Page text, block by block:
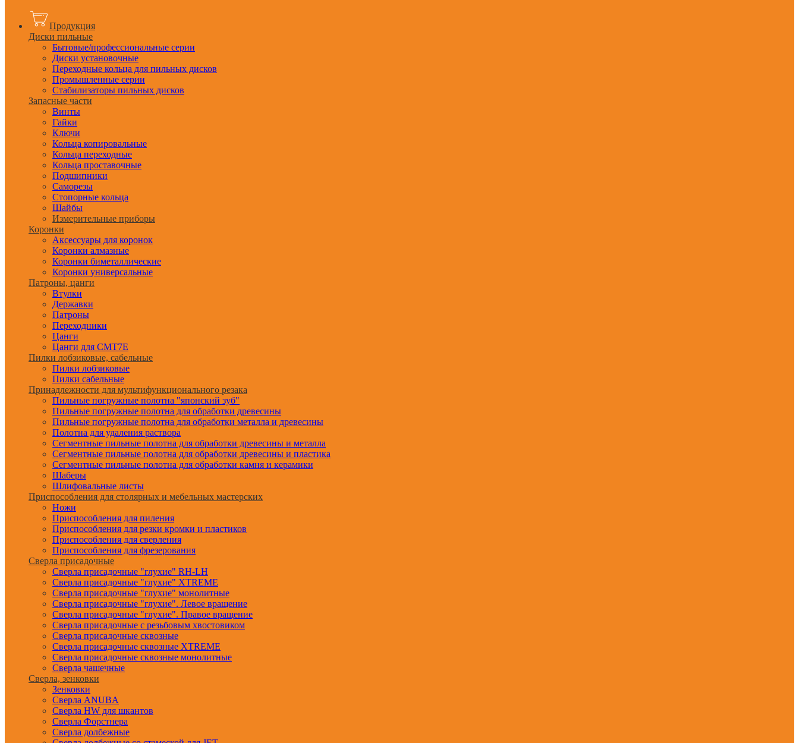
Продукция
Диски пильные
Бытовые/профессиональные серии
Диски установочные
Переходные кольца для пильных дисков
Промышленные серии
Стабилизаторы пильных дисков
Запасные части
Винты
Гайки
Ключи
Кольца копировальные
Кольца переходные
Кольца проставочные
Подшипники
Саморезы
Стопорные кольца
Шайбы
Измерительные приборы
Коронки
Аксессуары для коронок
Коронки алмазные
Коронки биметаллические
Коронки универсальные
Патроны, цанги
Втулки
Державки
Патроны
Переходники
Цанги
Цанги для CMT7E
Пилки лобзиковые, сабельные
Пилки лобзиковые
Пилки сабельные
Принадлежности для мультифункционального резака
Пильные погружные полотна "японский зуб"
Пильные погружные полотна для обработки древесины
Пильные погружные полотна для обработки металла и древесины
Полотна для удаления раствора
Сегментные пильные полотна для обработки древесины и металла
Сегментные пильные полотна для обработки древесины и пластика
Сегментные пильные полотна для обработки камня и керамики
Шаберы
Шлифовальные листы
Приспособления для столярных и мебельных мастерских
Ножи
Приспособления для пиления
Приспособления для резки кромки и пластиков
Приспособления для сверления
Приспособления для фрезерования
Сверла присадочные
Сверла присадочные "глухие" RH-LH
Сверла присадочные "глухие" XTREME
Сверла присадочные "глухие" монолитные
Сверла присадочные "глухие". Левое вращение
Сверла присадочные "глухие". Правое вращение
Сверла присадочные с резьбовым хвостовиком
Сверла присадочные сквозные
Сверла присадочные сквозные XTREME
Сверла присадочные сквозные монолитные
Сверла чашечные
Сверла, зенковки
Зенковки
Сверла ANUBA
Сверла HW для шкантов
Сверла Форстнера
Сверла долбежные